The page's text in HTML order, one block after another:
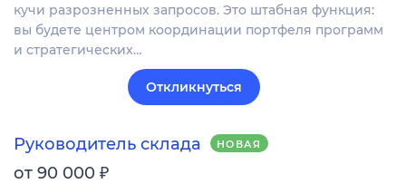
кучи разрозненных запросов. Это штабная функция:
вы будете центром координации портфеля программ
и стратегических…
Откликнуться
Руководитель склада НОВАЯ
от 90 000 ₽